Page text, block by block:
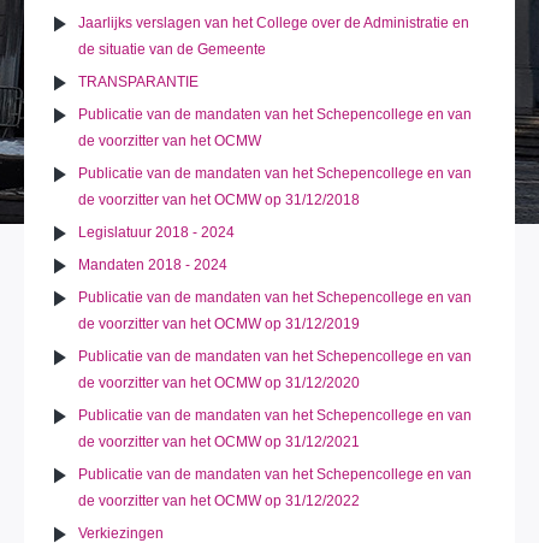
Jaarlijks verslagen van het College over de Administratie en
de situatie van de Gemeente
TRANSPARANTIE
Publicatie van de mandaten van het Schepencollege en van
de voorzitter van het OCMW
Publicatie van de mandaten van het Schepencollege en van
de voorzitter van het OCMW op 31/12/2018
Legislatuur 2018 - 2024
Mandaten 2018 - 2024
Publicatie van de mandaten van het Schepencollege en van
de voorzitter van het OCMW op 31/12/2019
Publicatie van de mandaten van het Schepencollege en van
de voorzitter van het OCMW op 31/12/2020
Publicatie van de mandaten van het Schepencollege en van
de voorzitter van het OCMW op 31/12/2021
Publicatie van de mandaten van het Schepencollege en van
de voorzitter van het OCMW op 31/12/2022
Verkiezingen